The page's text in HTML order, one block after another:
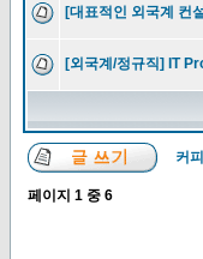
[대표적인 외국계 컨
[외국계/정규직] IT
커
페이지 1 중 6